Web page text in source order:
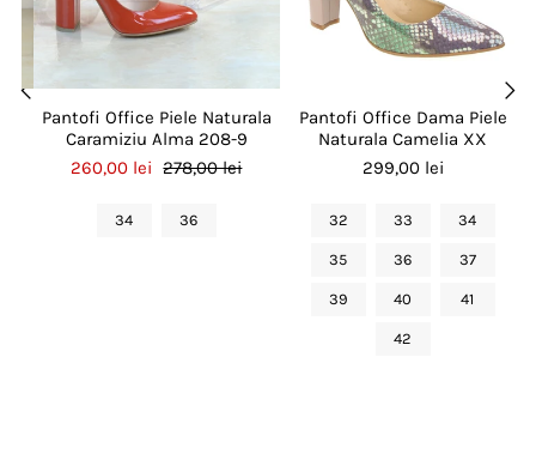
Pantofi Office Piele Naturala
Caramiziu Alma 208-9
260,00 lei 278,00 lei
34 36
Pantofi Office Dama Piele
Naturala Camelia XX
299,00 lei
32 33 34
35 36 37
39 40 41
42